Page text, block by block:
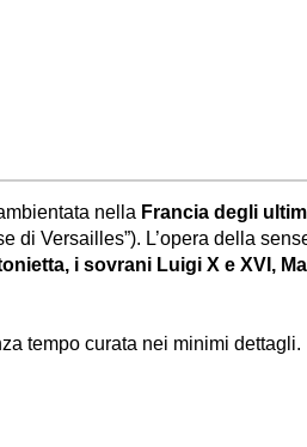
nella Francia degli
di Versailles”). L’opera della
i sovrani Luigi X e XVI,
tempo curata nei minimi dettagli.